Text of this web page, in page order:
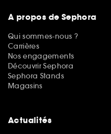
A propos de Sephora
Qui sommes-nous ?
Carrières
Nos engagements
Découvrir Sephora
Sephora Stands
Magasins
Actualités